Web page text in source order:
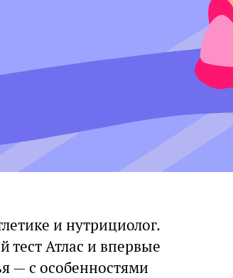
и нутрициолог.
тест Атлас и впервые
— с особенностями